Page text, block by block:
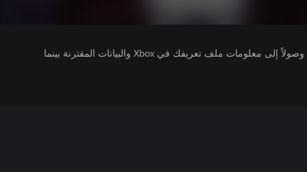
يتلقى ناشرو الألعاب التي تقوم بتشغيلها وصولاً إلى معلومات ملف تعريفك في Xbox والبيانات المقترنة بينما